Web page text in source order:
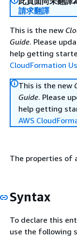
請求翻譯
This is the new
Guide. Please
help getting
CloudFormation
This is the new
Guide. Please
help getting
AWS
The properties of
Syntax
To declare this
use the following